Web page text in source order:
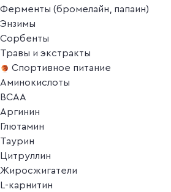
Ферменты (бромелайн, папаин)
Энзимы
Сорбенты
Травы и экстракты
Спортивное питание
Аминокислоты
BCAA
Аргинин
Глютамин
Таурин
Цитруллин
Жиросжигатели
L-карнитин